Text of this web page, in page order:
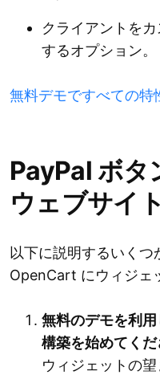
クライアントを
するオプション。
無料デモですべての特
PayPal ボ
ウェブサイ
以下に説明するいくつ
OpenCart にウィジェ
無料のデモを利
構築を始めてくだ
ウィジェットの